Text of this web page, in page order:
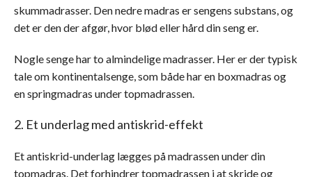
skummadrasser. Den nedre madras er sengens substans, og
det er den der afgør, hvor blød eller hård din seng er.
Nogle senge har to almindelige madrasser. Her er der typisk
tale om kontinentalsenge, som både har en boxmadras og
en springmadras under topmadrassen.
2. Et underlag med antiskrid-effekt
Et antiskrid-underlag lægges på madrassen under din
topmadras. Det forhindrer topmadrassen i at skride og